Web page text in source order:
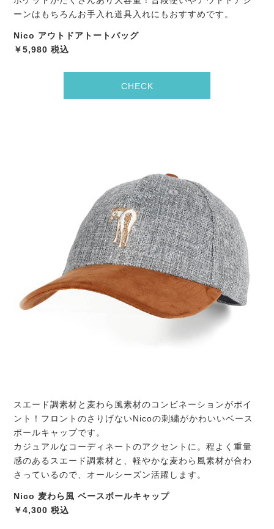
ーンはもちろんお手入れ道具入れにもおすすめです。
Nico アウトドアトートバッグ
￥5,980 税込
CHECK
スエード調素材と麦わら風素材のコンビネーションがポイ
ント！フロントのさりげないNicoの刺繍がかわいいベース
ボールキャップです。
カジュアルなコーディネートのアクセントに。程よく重量
感のあるスエード調素材と、軽やかな麦わら風素材が合わ
さっているので、オールシーズン活躍します。
Nico 麦わら風 ベースボールキャップ
￥4,300 税込